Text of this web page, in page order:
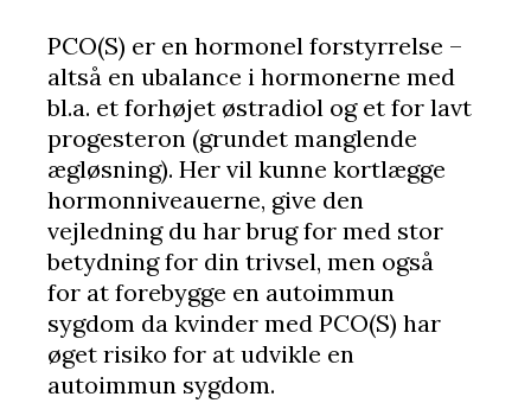
PCO(S) er en hormonel forstyrrelse –
altså en ubalance i hormonerne med
bl.a. et forhøjet østradiol og et for lavt
progesteron (grundet manglende
ægløsning). Her vil kunne kortlægge
hormonniveauerne, give den
vejledning du har brug for med stor
betydning for din trivsel, men også
for at forebygge en autoimmun
sygdom da kvinder med PCO(S) har
øget risiko for at udvikle en
autoimmun sygdom.